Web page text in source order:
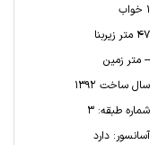
1 خواب
47 متر زیربنا
-- متر زمین
سال ساخت 1392
شماره طبقه: 3
آسانسور: دارد